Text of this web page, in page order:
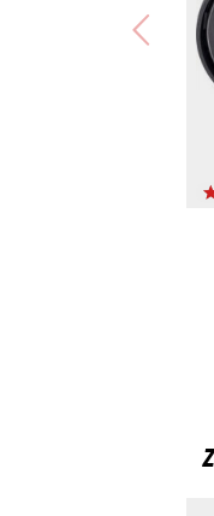
Piaggio
Piaggio
Piaggio
Suzuki DR